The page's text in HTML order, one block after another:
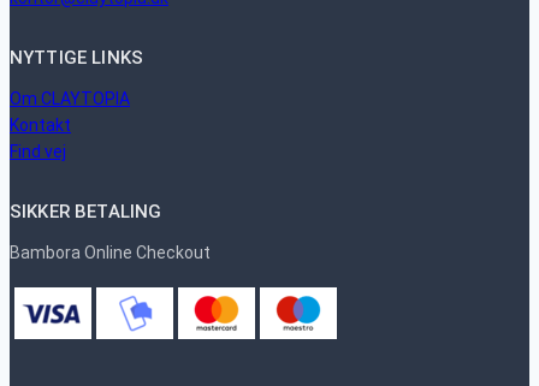
NYTTIGE LINKS
Om CLAYTOPIA
Kontakt
Find vej
SIKKER BETALING
Bambora Online Checkout